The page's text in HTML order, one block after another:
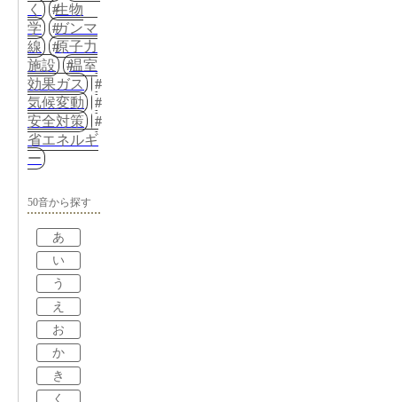
く
生物
学
ガンマ
線
原子力
施設
温室
効果ガス
気候変動
安全対策
省エネルギ
ー
50音から探す
あ
い
う
え
お
か
き
く